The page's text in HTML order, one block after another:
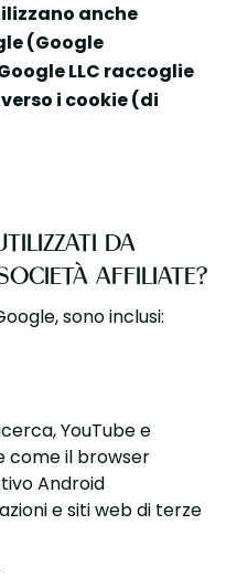
anche
(Google
LLC raccoglie
i cookie (di
DA
AFFILIATE?
sono inclusi:
YouTube e
come il browser
Android
e siti web di terze